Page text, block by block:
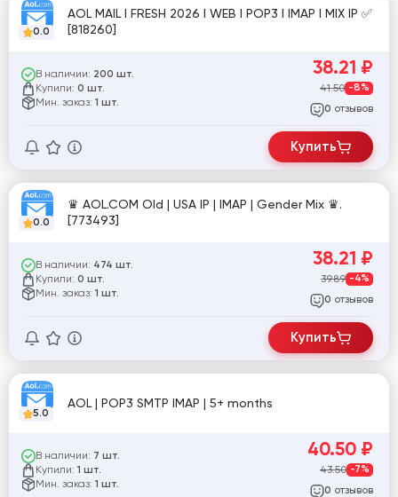
0.0
AOL MAIL I FRESH 2026 I WEB I POP3 I IMAP I MIX IP ✅
[818260]
В наличии: 200 шт.
Купили: 0 шт.
Мин. заказ: 1 шт.
38.21 ₽
41.50 -8%
0 отзывов
Купить
0.0
♛ AOL.COM Old | USA IP | IMAP | Gender Mix ♛.
[773493]
В наличии: 474 шт.
Купили: 0 шт.
Мин. заказ: 1 шт.
38.21 ₽
39.89 -4%
0 отзывов
Купить
5.0
AOL | POP3 SMTP IMAP | 5+ months
В наличии: 7 шт.
Купили: 1 шт.
Мин. заказ: 1 шт.
40.50 ₽
43.50 -7%
0 отзывов